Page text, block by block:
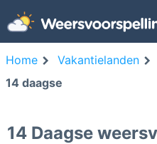
Home Vakantielanden
14 daagse
14 Daagse